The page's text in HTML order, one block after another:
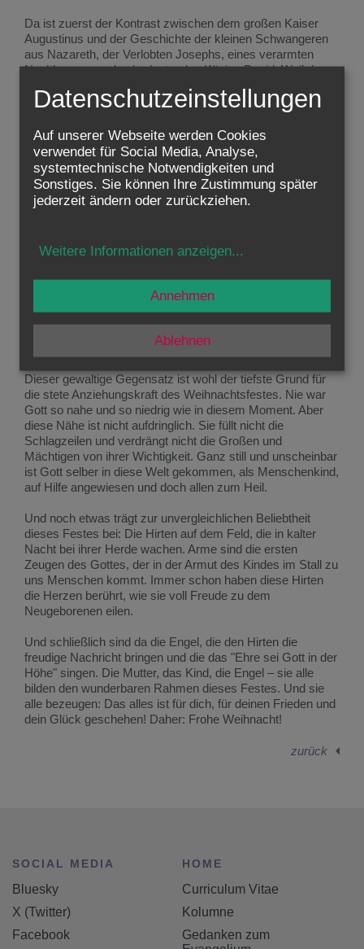
Da ist zuerst der Kontrast zwischen dem großen Kaiser
Augustinus und der Geschichte der kleinen Schwangeren
aus Nazareth, der Verlobten Josephs, eines verarmten
Nachkommens des bedeutenden Königs David. Weil der
seiner hochschwangeren Frau die mühsame Reise nach
Bethlehem unternehmen, der Geburtsstadt seines
Vorfahren David. In Wirklichkeit aber ist der Kaiser in Rom
nur ein Werkzeug der Pläne Gottes. Das Heil und Wohl der
Welt wird nicht vom Kaiser bewirkt, sondern von dem Kind,
das wegen des Kaisers Befehl nicht zu Hause in Nazareth,
sondern in Bethlehem geboren wird. Nicht der Kaiser,
sondern dieses Kind bringt Frieden den Menschen und Gott
Obwohl Joseph in Bethlehem Bürgerrecht hat, ist kein
Futterkrippe gelegt. Es ist also in einem Stall geboren.
Ärmer geht es nicht. Der, dem alle Macht im Himmel und
auf Erden gehört, wird als Neugeborenes in Windeln
gewickelt und in einen Futtertrog gebettet.
Dieser gewaltige Gegensatz ist wohl der tiefste Grund für
die stete Anziehungskraft des Weihnachtsfestes. Nie war
Gott so nahe und so niedrig wie in diesem Moment. Aber
diese Nähe ist nicht aufdringlich. Sie füllt nicht die
Schlagzeilen und verdrängt nicht die Großen und
Mächtigen von ihrer Wichtigkeit. Ganz still und unscheinbar
ist Gott selber in diese Welt gekommen, als Menschenkind,
auf Hilfe angewiesen und doch allen zum Heil.
Und noch etwas trägt zur unvergleichlichen Beliebtheit
dieses Festes bei: Die Hirten auf dem Feld, die in kalter
Nacht bei ihrer Herde wachen. Arme sind die ersten
Zeugen des Gottes, der in der Armut des Kindes im Stall zu
uns Menschen kommt. Immer schon haben diese Hirten
die Herzen berührt, wie sie voll Freude zu dem
Neugeborenen eilen.
Und schließlich sind da die Engel, die den Hirten die
freudige Nachricht bringen und die das "Ehre sei Gott in der
Höhe" singen. Die Mutter, das Kind, die Engel – sie alle
bilden den wunderbaren Rahmen dieses Festes. Und sie
alle bezeugen: Das alles ist für dich, für deinen Frieden und
dein Glück geschehen! Daher: Frohe Weihnacht!
zurück
SOCIAL MEDIA
Bluesky
X (Twitter)
Facebook
HOME
Curriculum Vitae
Kolumne
Gedanken zum
Datenschutzeinstellungen
Auf unserer Webseite werden Cookies
verwendet für Social Media, Analyse,
systemtechnische Notwendigkeiten und
Sonstiges. Sie können Ihre Zustimmung später
jederzeit ändern oder zurückziehen.
Weitere Informationen anzeigen...
Ablehnen
Annehmen